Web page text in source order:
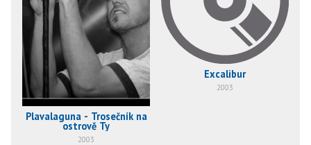
Plavalaguna - Trosečník na
ostrově Ty
2003
Excalibur
2003